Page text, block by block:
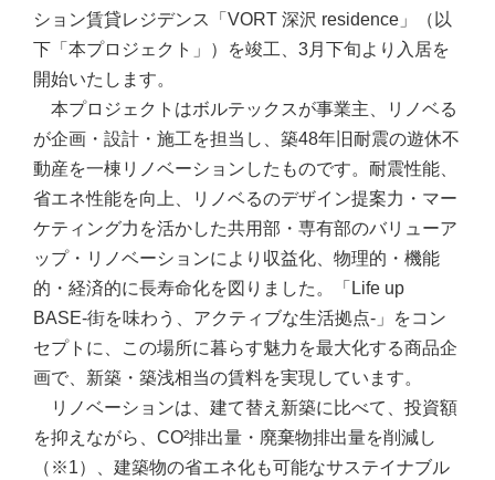
ション賃貸レジデンス「VORT 深沢 residence」（以
下「本プロジェクト」）を竣工、3月下旬より入居を
開始いたします。
本プロジェクトはボルテックスが事業主、リノベる
が企画・設計・施工を担当し、築48年旧耐震の遊休不
動産を一棟リノベーションしたものです。耐震性能、
省エネ性能を向上、リノベるのデザイン提案力・マー
ケティング力を活かした共用部・専有部のバリューア
ップ・リノベーションにより収益化、物理的・機能
的・経済的に長寿命化を図りました。「Life up
BASE‐街を味わう、アクティブな生活拠点‐」をコン
セプトに、この場所に暮らす魅力を最大化する商品企
画で、新築・築浅相当の賃料を実現しています。
リノベーションは、建て替え新築に比べて、投資額
を抑えながら、CO²排出量・廃棄物排出量を削減し
（※1）、建築物の省エネ化も可能なサステイナブル